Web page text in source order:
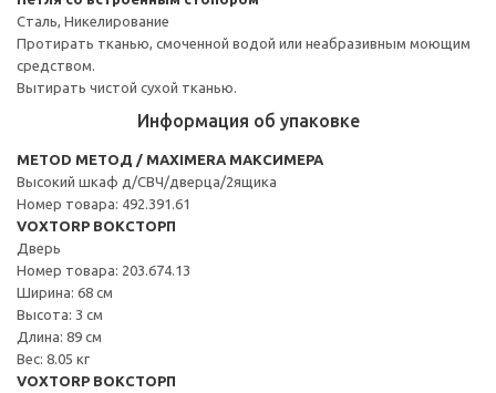
Сталь, Никелирование
Протирать тканью, смоченной водой или неабразивным моющим
средством.
Вытирать чистой сухой тканью.
Информация об упаковке
METOD МЕТОД / MAXIMERA МАКСИМЕРА
Высокий шкаф д/СВЧ/дверца/2ящика
Номер товара: 492.391.61
VOXTORP ВОКСТОРП
Дверь
Номер товара: 203.674.13
Ширина: 68 см
Высота: 3 см
Длина: 89 см
Вес: 8.05 кг
VOXTORP ВОКСТОРП